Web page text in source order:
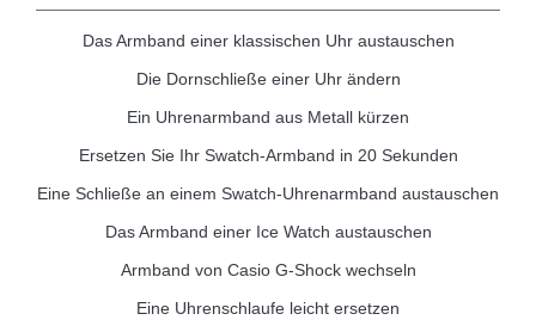
Das Armband einer klassischen Uhr austauschen
Die Dornschließe einer Uhr ändern
Ein Uhrenarmband aus Metall kürzen
Ersetzen Sie Ihr Swatch-Armband in 20 Sekunden
Eine Schließe an einem Swatch-Uhrenarmband austauschen
Das Armband einer Ice Watch austauschen
Armband von Casio G-Shock wechseln
Eine Uhrenschlaufe leicht ersetzen